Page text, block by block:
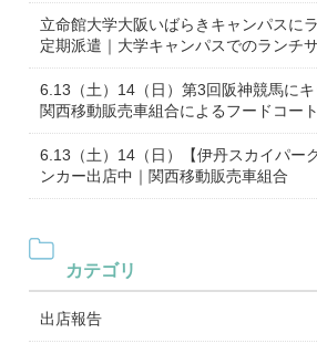
立命館大学大阪いばらきキャンパスに
定期派遣｜大学キャンパスでのランチ
6.13（土）14（日）第3回阪神競馬にキ
関西移動販売車組合によるフードコー
6.13（土）14（日）【伊丹スカイパー
ンカー出店中｜関西移動販売車組合
カテゴリ
出店報告